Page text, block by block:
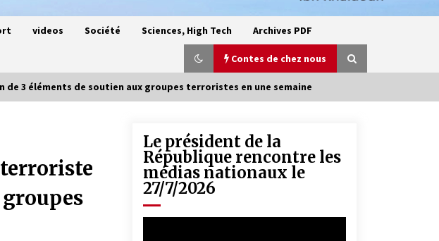
videos Société Sciences, High Tech Archives PDF
Contes de chez nous
Oum el Gaïla / L’ogresse du M’zab
4 ans ago
5 ans ago
3 éléments de soutien aux groupes terroristes en une semaine
Le président de la
République rencontre les
médias nationaux le
27/7/2026